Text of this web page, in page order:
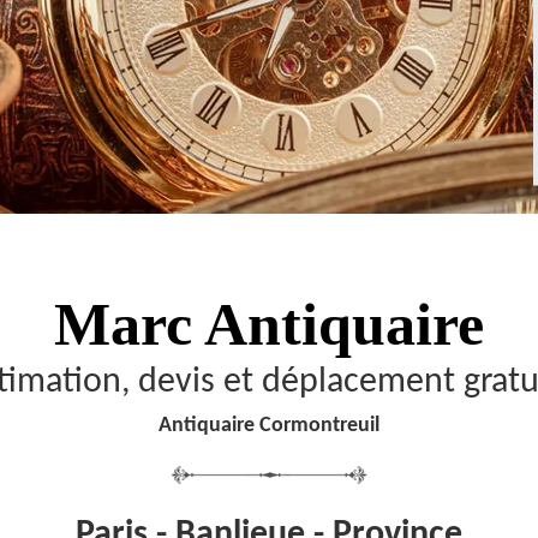
Marc Antiquaire
devis et déplacement
Antiquaire Cormontreuil